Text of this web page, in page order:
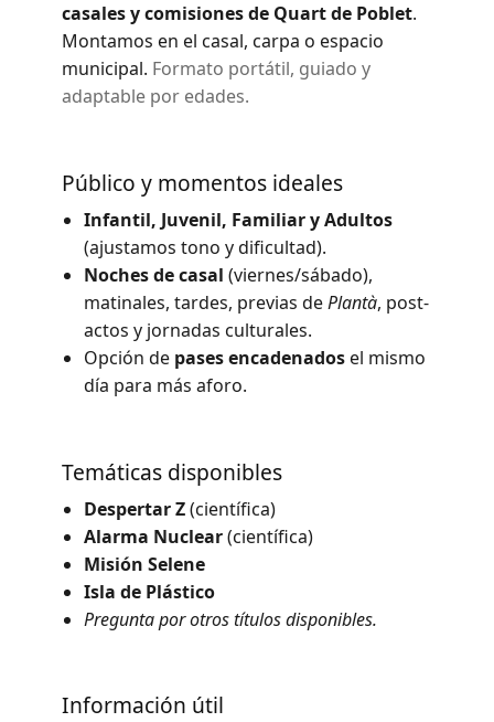
casales y comisiones de Quart de Poblet.
Montamos en el casal, carpa o espacio
municipal. Formato portátil, guiado y
adaptable por edades.
Público y momentos ideales
Infantil, Juvenil, Familiar y Adultos
(ajustamos tono y dificultad).
Noches de casal (viernes/sábado),
matinales, tardes, previas dePlantà, post-
actos y jornadas culturales.
Opción de pases encadenadosel mismo
día para más aforo.
Temáticas disponibles
Despertar Z(científica)
Alarma Nuclear(científica)
Misión Selene
Isla de Plástico
Pregunta por otros títulos disponibles.
Información útil